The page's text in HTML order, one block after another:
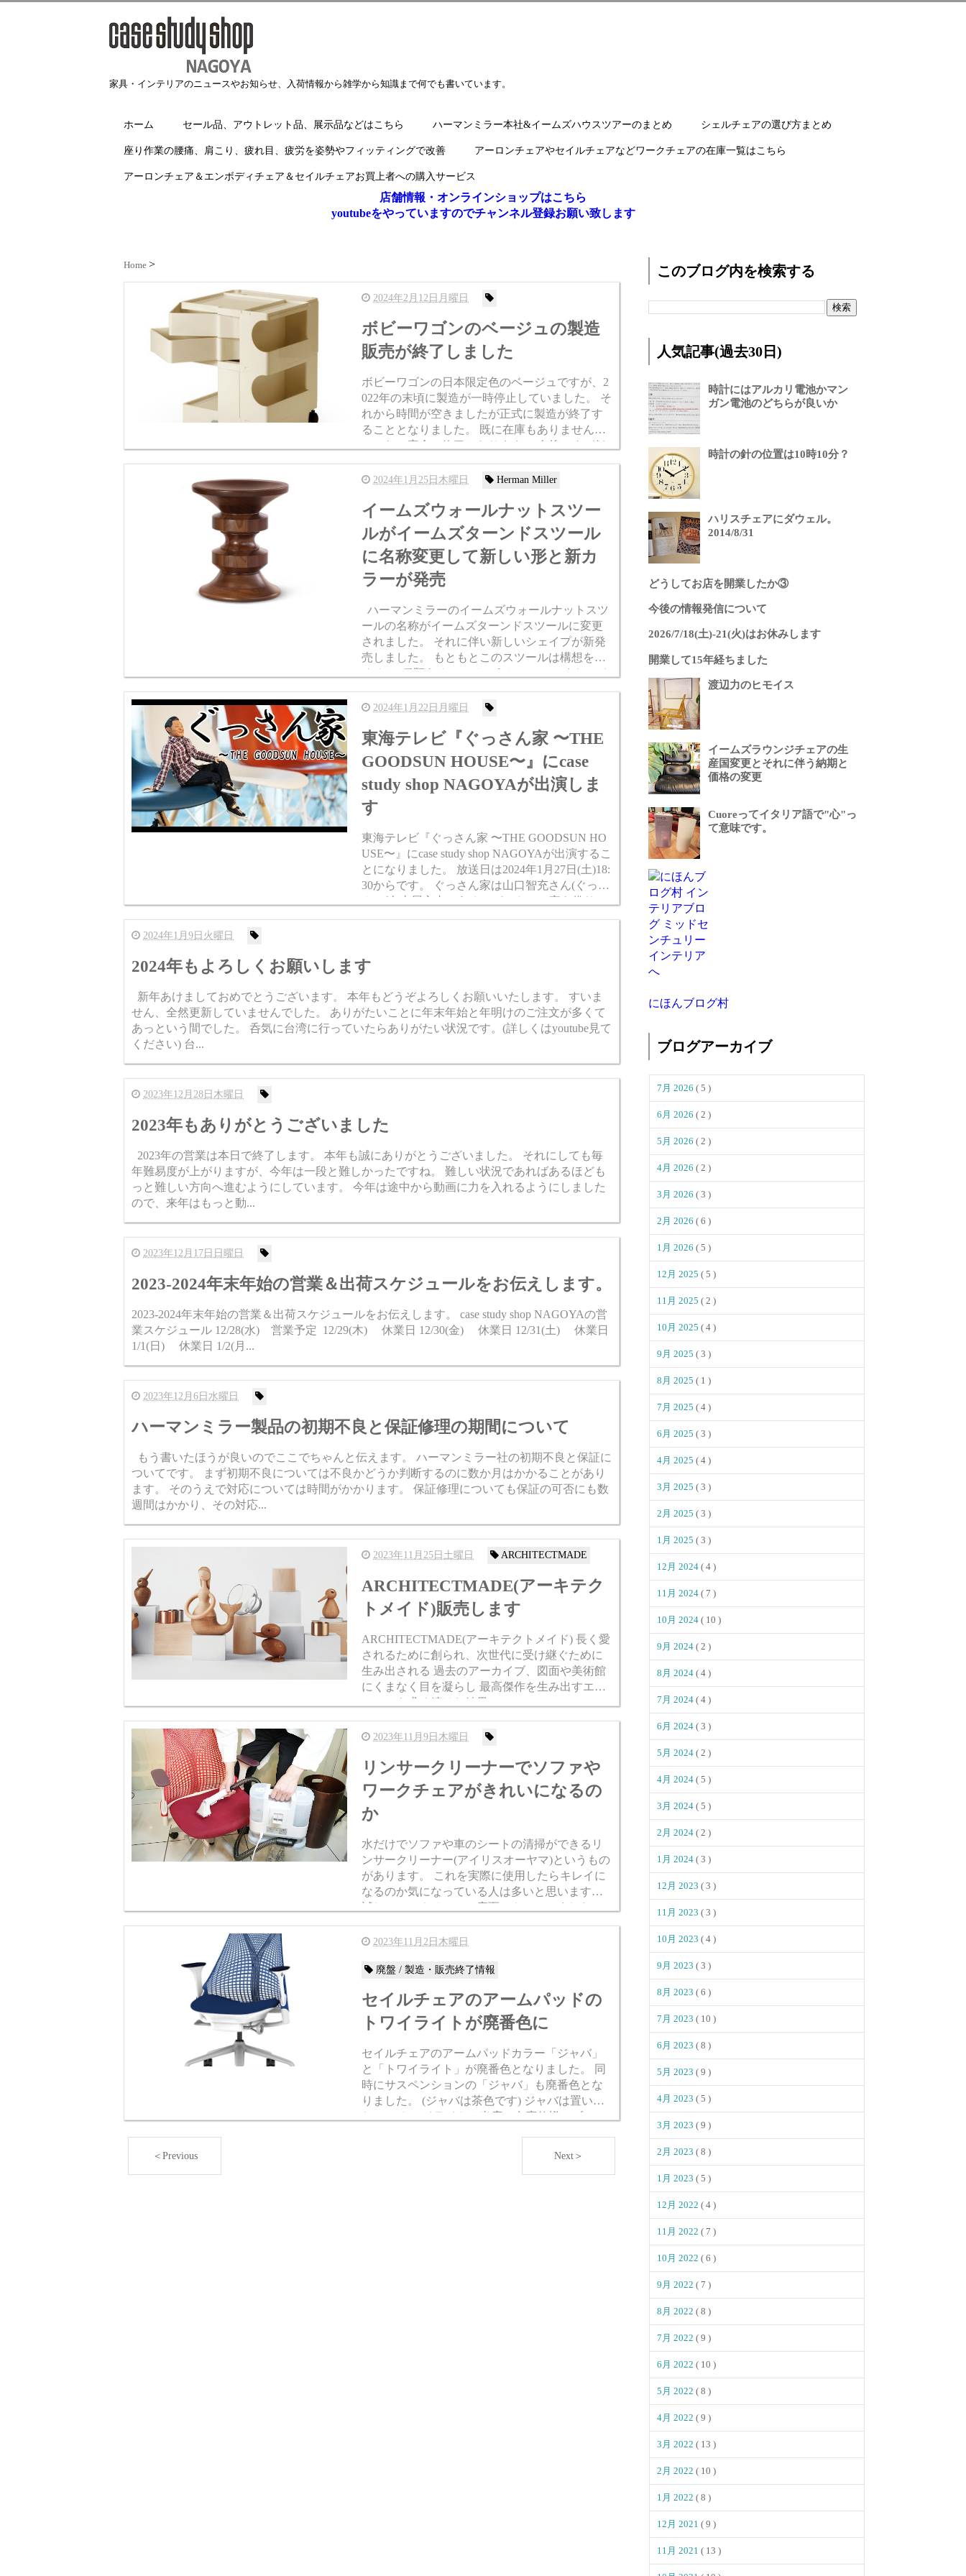
家具・インテリアのニュースやお知らせ、入荷情報から雑学から知識まで何でも書いています。
ホーム セール品、アウトレット品、展示品などはこちら ハーマンミラー本社&イームズハウスツアーのまとめ シェルチェアの選び方まとめ
座り作業の腰痛、肩こり、疲れ目、疲労を姿勢やフィッティングで改善 アーロンチェアやセイルチェアなどワークチェアの在庫一覧はこちら
アーロンチェア＆エンボディチェア＆セイルチェアお買上者への購入サービス
店舗情報・オンラインショップはこちら
youtubeをやっていますのでチャンネル登録お願い致します
Home
2024年2月12日月曜日
ボビーワゴンのベージュの製造
販売が終了しました
ボビーワゴンの日本限定色のベージュですが、2
022年の末頃に製造が一時停止していました。 そ
れから時間が空きましたが正式に製造が終了す
ることとなりました。 既に在庫もありませんの
でこれで完全に終了となります。 今後ですが似
たカラーはラインナップにありますのでそちら
でお考え下さい。...
2024年1月25日木曜日 Herman Miller
イームズウォールナットスツー
ルがイームズターンドスツール
に名称変更して新しい形と新カ
ラーが発売
ハーマンミラーのイームズウォールナットスツ
ールの名称がイームズターンドスツールに変更
されました。 それに伴い新しいシェイプが新発
売しました。 もともとこのスツールは構想を含
めると8種類あるのでそのうちの一つですね。 さ
らにエボニーが発売しました。 これがあるので
ウォールナット...
2024年1月22日月曜日
東海テレビ『ぐっさん家 〜THE
GOODSUN HOUSE〜』にcase
study shop NAGOYAが出演しま
す
東海テレビ『ぐっさん家 〜THE GOODSUN HO
USE〜』にcase study shop NAGOYAが出演するこ
とになりました。 放送日は2024年1月27日(土)18:
30からです。 ぐっさん家は山口智充さん(ぐっさ
ん)が名古屋市内にあるアパートの一室を借りて
生活して...
2024年1月9日火曜日
2024年もよろしくお願いします
新年あけましておめでとうございます。 本年もどうぞよろしくお願いいたします。 すいま
せん、全然更新していませんでした。 ありがたいことに年末年始と年明けのご注文が多くて
あっという間でした。 呑気に台湾に行っていたらありがたい状況です。(詳しくはyoutube見て
ください) 台...
2023年12月28日木曜日
2023年もありがとうございました
2023年の営業は本日で終了します。 本年も誠にありがとうございました。 それにしても毎
年難易度が上がりますが、今年は一段と難しかったですね。 難しい状況であればあるほども
っと難しい方向へ進むようにしています。 今年は途中から動画に力を入れるようにしました
ので、来年はもっと動...
2023年12月17日日曜日
2023-2024年末年始の営業＆出荷スケジュールをお伝えします。
2023-2024年末年始の営業＆出荷スケジュールをお伝えします。 case study shop NAGOYAの営
業スケジュール 12/28(水) 営業予定 12/29(木) 休業日 12/30(金) 休業日 12/31(土) 休業日
1/1(日) 休業日 1/2(月...
2023年12月6日水曜日
ハーマンミラー製品の初期不良と保証修理の期間について
もう書いたほうが良いのでここでちゃんと伝えます。 ハーマンミラー社の初期不良と保証に
ついてです。 まず初期不良については不良かどうか判断するのに数か月はかかることがあり
ます。 そのうえで対応については時間がかかります。 保証修理についても保証の可否にも数
週間はかかり、その対応...
2023年11月25日土曜日 ARCHITECTMADE
ARCHITECTMADE(アーキテク
トメイド)販売します
ARCHITECTMADE(アーキテクトメイド) 長く愛
されるために創られ、次世代に受け継ぐために
生み出される 過去のアーカイブ、図面や美術館
にくまなく目を凝らし 最高傑作を生み出すエッ
センスを求め続けた結果 ARCHITECTMADE
（アーキテクトメイド）は デンマーク人建築...
2023年11月9日木曜日
リンサークリーナーでソファや
ワークチェアがきれいになるの
か
水だけでソファや車のシートの清掃ができるリ
ンサークリーナー(アイリスオーヤマ)というもの
があります。 これを実際に使用したらキレイに
なるのか気になっている人は多いと思います。
試しにワークチェアの座面でやってみましたの
で動画でまとめました。 参考にご覧ください。
case stu...
2023年11月2日木曜日
廃盤 / 製造・販売終了情報
セイルチェアのアームパッドの
トワイライトが廃番色に
セイルチェアのアームパッドカラー「ジャバ」
と「トワイライト」が廃番色となりました。 同
時にサスペンションの「ジャバ」も廃番色とな
りました。 (ジャバは茶色です) ジャバは置いて
おいて トワイライトは当店の在庫仕様のブルー
＜Previous Next＞
このブログ内を検索する
人気記事(過去30日)
時計にはアルカリ電池かマン
ガン電池のどちらが良いか
時計の針の位置は10時10分？
ハリスチェアにダウェル。
2014/8/31
どうしてお店を開業したか③
今後の情報発信について
2026/7/18(土)-21(火)はお休みします
開業して15年経ちました
渡辺力のヒモイス
イームズラウンジチェアの生
産国変更とそれに伴う納期と
価格の変更
Cuoreってイタリア語で"心"っ
て意味です。
にほんブログ村
ブログアーカイブ
7月 2026 ( 5 )
6月 2026 ( 2 )
5月 2026 ( 2 )
4月 2026 ( 2 )
3月 2026 ( 3 )
2月 2026 ( 6 )
1月 2026 ( 5 )
12月 2025 ( 5 )
11月 2025 ( 2 )
10月 2025 ( 4 )
9月 2025 ( 3 )
8月 2025 ( 1 )
7月 2025 ( 4 )
6月 2025 ( 3 )
4月 2025 ( 4 )
3月 2025 ( 3 )
2月 2025 ( 3 )
1月 2025 ( 3 )
12月 2024 ( 4 )
11月 2024 ( 7 )
10月 2024 ( 10 )
9月 2024 ( 2 )
8月 2024 ( 4 )
7月 2024 ( 4 )
6月 2024 ( 3 )
5月 2024 ( 2 )
4月 2024 ( 5 )
3月 2024 ( 5 )
2月 2024 ( 2 )
1月 2024 ( 3 )
12月 2023 ( 3 )
11月 2023 ( 3 )
10月 2023 ( 4 )
9月 2023 ( 3 )
8月 2023 ( 6 )
7月 2023 ( 10 )
6月 2023 ( 8 )
5月 2023 ( 9 )
4月 2023 ( 5 )
3月 2023 ( 9 )
2月 2023 ( 8 )
1月 2023 ( 5 )
12月 2022 ( 4 )
11月 2022 ( 7 )
10月 2022 ( 6 )
9月 2022 ( 7 )
8月 2022 ( 8 )
7月 2022 ( 9 )
6月 2022 ( 10 )
5月 2022 ( 8 )
4月 2022 ( 9 )
3月 2022 ( 13 )
2月 2022 ( 10 )
1月 2022 ( 8 )
12月 2021 ( 9 )
11月 2021 ( 13 )